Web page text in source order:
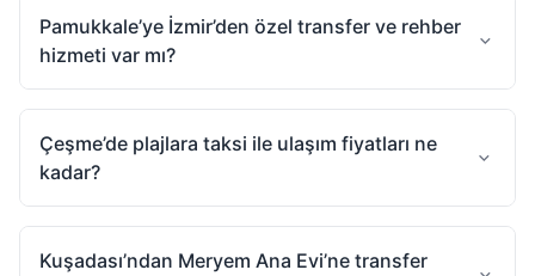
Pamukkale’ye İzmir’den özel transfer ve rehber
hizmeti var mı?
Çeşme’de plajlara taksi ile ulaşım fiyatları ne
kadar?
Kuşadası’ndan Meryem Ana Evi’ne transfer